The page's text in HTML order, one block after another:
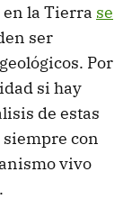
en la Tierra se
ser
Por
si hay
de estas
con
vivo